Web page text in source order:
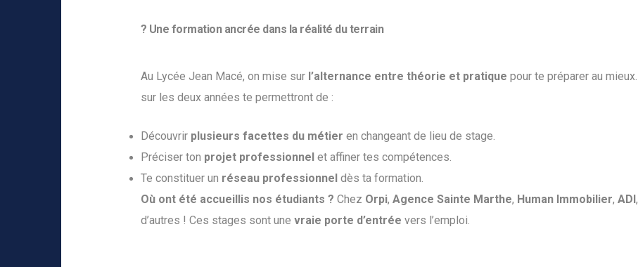
? Une formation ancrée dans la réalité du terrain
Au Lycée Jean Macé, on mise sur l’alternance entre théorie et pratique pour te préparer au mieux.
sur les deux années te permettront de :
Découvrir plusieurs facettes du métier en changeant de lieu de stage.
Préciser ton projet professionnelet affiner tes compétences.
Te constituer un réseau professionneldès ta formation.
Où ont été accueillis nos étudiants ? Chez Orpi, Agence Sainte Marthe, Human Immobilier, ADI,
d’autres ! Ces stages sont une vraie porte d’entrée vers l’emploi.